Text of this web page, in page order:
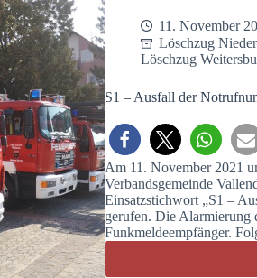
11. November
Löschzug
Löschzug
S1 – Ausfall der
Am 11. November 2021
Verbandsgemeinde
Einsatzstichwort „S1 –
gerufen. Die Alarmierung
Funkmeldeempfänger.